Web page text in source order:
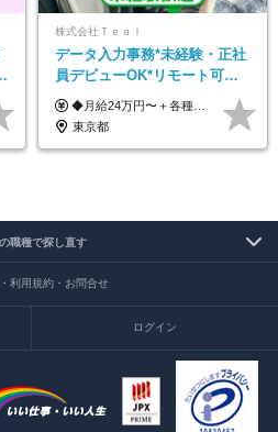
株式会社Ｔｅａｌ
データ入力事務*未経験・正社
員デビューOK*リモート可能*
年間休日124日*面接1回*実働
7.5時間
◆月給24万円〜＋各種手当 ※残業代全額支給 ※試用期間6ヶ月（期間中も給与・待遇に変更なし）
東京都
職種で探し直す
利用規約・お問合せ
ログイン